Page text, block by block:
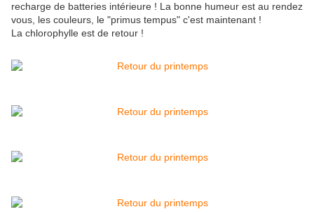
recharge de batteries intérieure ! La bonne humeur est au rendez
vous, les couleurs, le "primus tempus" c'est maintenant !
La chlorophylle est de retour !